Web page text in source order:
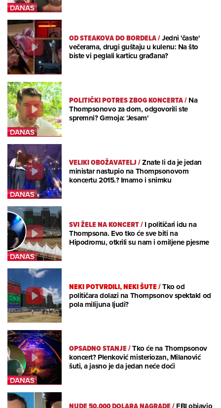
OD STEAKOVA DO BORDELA/Jedni 'časte'
večerama, drugi guštaju u kulenu: Na što
biste vi peglali karticu građana?
POLITIČKI POTRES ZBOG KONCERTA/Na
Thompsonovo za dom, odgovorili ste
spremni? Grmoja: 'Jesam'
VELIKI OBOŽAVATELJ/Znate li da je jedan
ministar nastupio na Thompsonovom
koncertu 2015.? Imamo i snimku
SVI ŽELE NA KONCERT/I političari idu na
Thompsona. Evo tko će sve biti na
Hipodromu, otkrili su nam i omiljene pjesme
NEKI POTVRDILI, NEKI ŠUTE/Tko od
političara dolazi na Thompsonov spektakl od
pola milijuna ljudi?
OPSADNO STANJE/Tko će na Thompsonov
koncert? Plenković misteriozan, Milanović
šuti, a jasno je da jedan neće doći